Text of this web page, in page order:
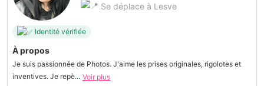
Se déplace à Lesve
Identité vérifiée
À propos
Je suis passionnée de Photos. J'aime les prises originales, rigolotes et
inventives. Je repè... Voir plus